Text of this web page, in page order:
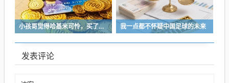
小孩哥觉得哈基米可怜，买了火腿肠喂哈基米，结果哈基米直接叼走他的鹦鹉… 我一点都不怀疑中国足球的未来
发表评论